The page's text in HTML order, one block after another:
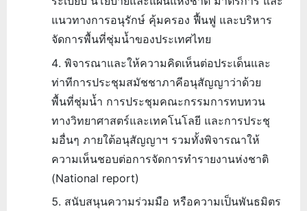
แนวทางการอนุรักษ์ คุ้มครอง ฟื้นฟู และบริหาร
จัดการพื้นที่ชุ่มน้ำของประเทศไทย
พิจารณาและให้ความคิดเห็นต่อประเด็นและ
ท่าทีการประชุมสมัชชาภาคีอนุสัญญาว่าด้วย
พื้นที่ชุ่มน้ำ การประชุมคณะกรรมการทบทวน
ทางวิทยาศาสตร์และเทคโนโลยี และการประชุ
มอื่นๆ ภายใต้อนุสัญญาฯ รวมทั้งพิจารณาให้
ความเห็นชอบต่อการจัดการทำรายงานห่งชาติ
(National report)
สนับสนุนความร่วมมือ หรือความเป็นพันธมิตร